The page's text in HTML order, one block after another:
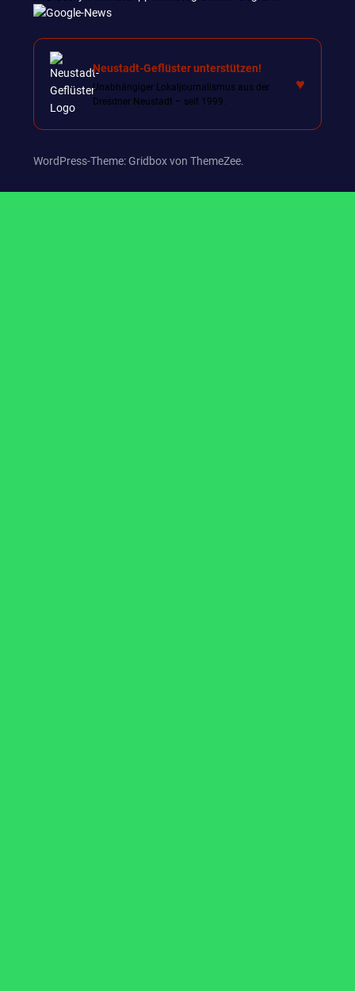
Neustadt-Geflüster unterstützen!
Unabhängiger Lokaljournalismus aus der
Dresdner Neustadt – seit 1999.
♥
WordPress-Theme: Gridbox von ThemeZee.